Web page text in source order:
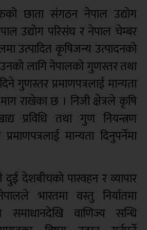
छाता संगठन नेपाल उद्योग
उद्योग परिसंघ र नेपाल चेम्बर
उत्पादित कृषिजन्य उत्पादनको
लागि नेपालको गुणस्तर तथा
गुणस्तर प्रमाणपत्रलाई मान्यता
राखेका छ । निजी क्षेत्रले कृषि
प्रविधि तथा गुण नियन्त्रण
मान्यता दिनुपर्नेमा
दुई देशबीचको पारवहन र व्यापार
भारतमा वस्तु निर्यातमा
समाधानदेखि वाणिज्य सन्धि